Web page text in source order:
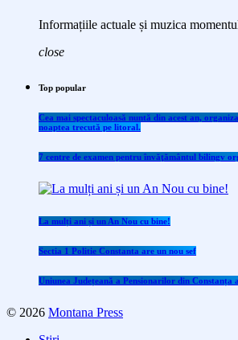
Informațiile actuale și muzica
close
Top popular
Cea mai spectaculoasă nuntă din acest an,
noaptea trecută pe litoral.
7 centre de examen pentru învăţământul bilingv
La mulți ani și un An Nou cu bine!
Sectia 1 Politie Constanta are un nou sef
Uniunea Județeană a Pensionarilor din Constanța
© 2026 Montana Press